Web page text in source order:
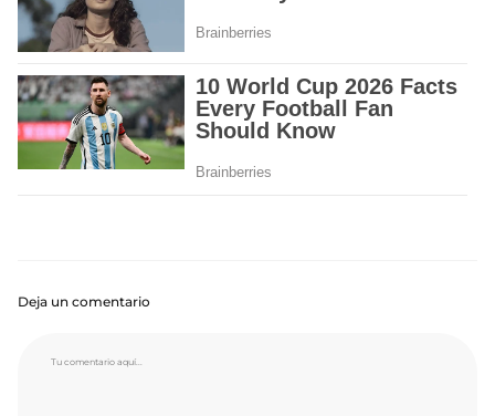
Deja un comentario